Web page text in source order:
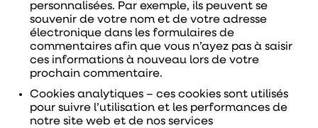
personnalisées. Par exemple, ils peuvent se
souvenir de votre nom et de votre adresse
électronique dans les formulaires de
commentaires afin que vous n’ayez pas à saisir
ces informations à nouveau lors de votre
prochain commentaire.
Cookies analytiques – ces cookies sont utilisés
pour suivre l’utilisation et les performances de
notre site web et de nos services